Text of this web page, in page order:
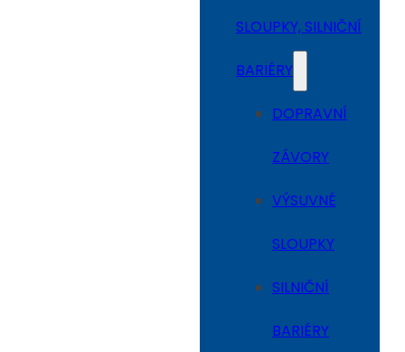
SLOUPKY, SILNIČNÍ
BARIÉRY
DOPRAVNÍ
ZÁVORY
VÝSUVNÉ
SLOUPKY
SILNIČNÍ
BARIÉRY